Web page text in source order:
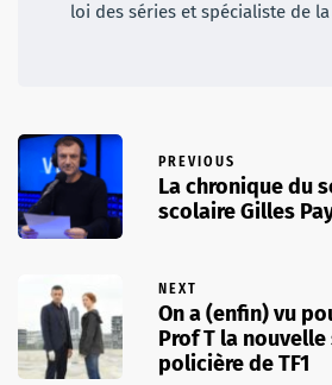
loi des séries et spécialiste de
PREVIOUS
La chronique du
scolaire Gilles
NEXT
On a (enfin) vu
Prof T la
policière de TF1